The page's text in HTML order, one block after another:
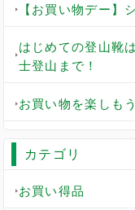
【お買い物デー】
はじめての登山靴
士登山まで！
お買い物を楽しも
カテゴリ
お買い得品